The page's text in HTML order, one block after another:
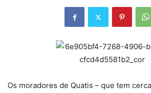
Os moradores de Quatis – que tem